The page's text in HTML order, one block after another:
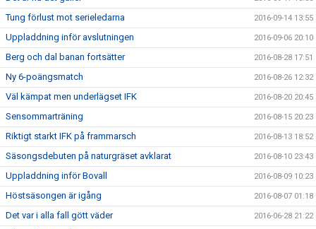
Tung förlust mot serieledarna 2016-09-14 13:55
Uppladdning inför avslutningen 2016-09-06 20:10
Berg och dal banan fortsätter 2016-08-28 17:51
Ny 6-poängsmatch 2016-08-26 12:32
Väl kämpat men underlägset IFK 2016-08-20 20:45
Sensommarträning 2016-08-15 20:23
Riktigt starkt IFK på frammarsch 2016-08-13 18:52
Säsongsdebuten på naturgräset avklarat 2016-08-10 23:43
Uppladdning inför Bovall 2016-08-09 10:23
Höstsäsongen är igång 2016-08-07 01:18
Det var i alla fall gött väder 2016-06-28 21:22